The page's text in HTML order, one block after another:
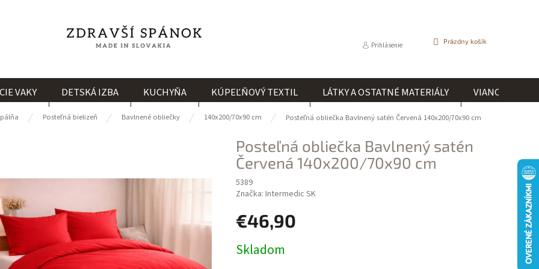
Prihlásenie
NÁKUPNÝ
Prázdny košík
VAKY DETSKÁ IZBA KUCHYŇA KÚPEĽŇOVÝ TEXTIL LÁTKY A OSTATNÉ MATERIÁLY VIANOCE
Posteľná bielizeň Bavlnené obliečky 140x200/70x90 cm Posteľná obliečka Bavlnený satén Červená 140x200/70x90 cm
Posteľná obliečka Bavlnený satén
Červená 140x200/70x90 cm
5389
Značka: Intermedic SK
€46,90
cena:
Skladom